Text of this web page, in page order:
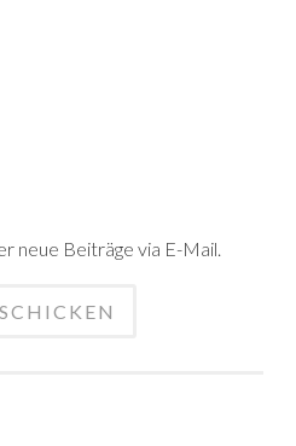
neue Beiträge via E-Mail.